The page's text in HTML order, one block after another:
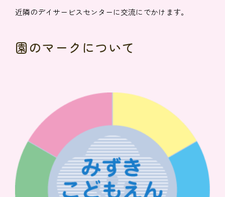
近隣のデイサービスセンターに交流にでかけます。
園のマークについて